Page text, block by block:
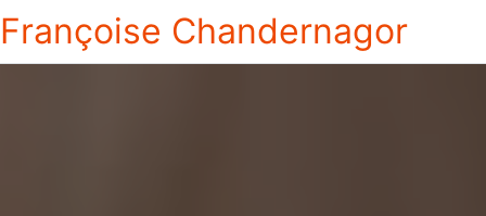
Françoise Chandernagor